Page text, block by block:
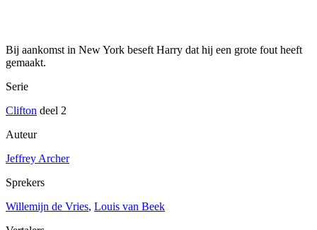
Bij aankomst in New York beseft Harry dat hij een grote fout heeft
gemaakt.
Serie
Clifton deel 2
Auteur
Jeffrey Archer
Sprekers
Willemijn de Vries, Louis van Beek